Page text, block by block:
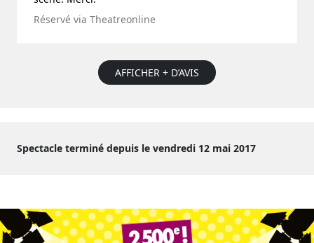
Réservé via Theatreonline
AFFICHER + D’AVIS
Spectacle terminé depuis le vendredi 12 mai 2017